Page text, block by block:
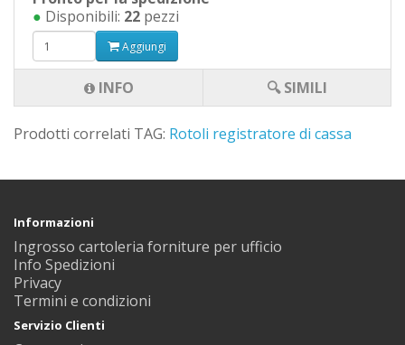
● Disponibili: 22 pezzi
Aggiungi
INFO 🔍 SIMILI
Prodotti correlati TAG: Rotoli registratore di cassa
Informazioni
Ingrosso cartoleria forniture per ufficio
Info Spedizioni
Privacy
Termini e condizioni
Servizio Clienti